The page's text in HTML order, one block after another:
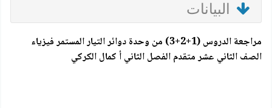
البيانات
مراجعة الدروس (1+2+3) من وحدة دوائر التيار المستمر فيزياء
الصف الثاني عشر متقدم الفصل الثاني أ كمال الكركي